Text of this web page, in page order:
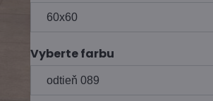
Vyberte farbu